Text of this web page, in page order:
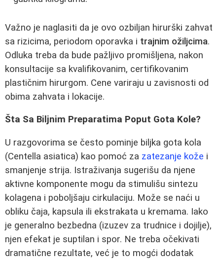
Važno je naglasiti da je ovo ozbiljan hirurški zahvat
sa rizicima, periodom oporavka i trajnim ožiljcima.
Odluka treba da bude pažljivo promišljena, nakon
konsultacije sa kvalifikovanim, certifikovanim
plastičnim hirurgom. Cene variraju u zavisnosti od
obima zahvata i lokacije.
Šta Sa Biljnim Preparatima Poput Gota Kole?
U razgovorima se često pominje biljka gota kola
(Centella asiatica) kao pomoć za zatezanje kože i
smanjenje strija. Istraživanja sugerišu da njene
aktivne komponente mogu da stimulišu sintezu
kolagena i poboljšaju cirkulaciju. Može se naći u
obliku čaja, kapsula ili ekstrakata u kremama. Iako
je generalno bezbedna (izuzev za trudnice i dojilje),
njen efekat je suptilan i spor. Ne treba očekivati
dramatične rezultate, već je to mogći dodatak